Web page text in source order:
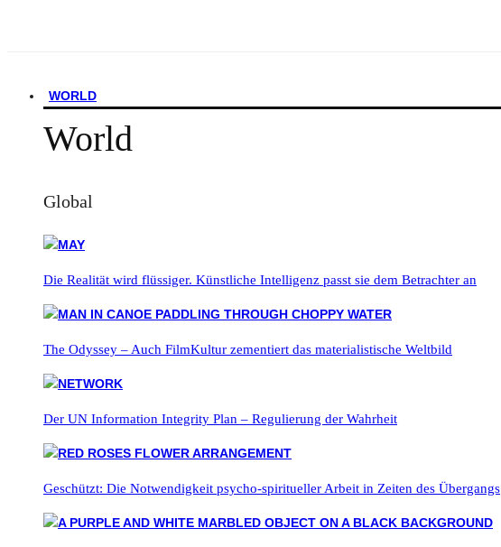
WORLD
World
Global
Die Realität wird flüssiger. Künstliche Intelligenz passt sie dem Betrachter an
The Odyssey – Auch FilmKultur zementiert das materialistische Weltbild
Der UN Information Integrity Plan – Regulierung der Wahrheit
Geschützt: Die Notwendigkeit psycho-spiritueller Arbeit in Zeiten des Übergangs